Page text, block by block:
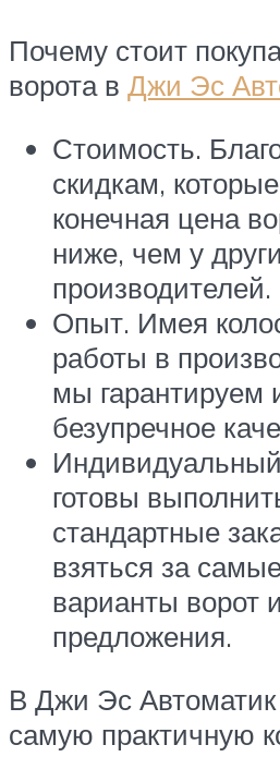
Почему стоит
ворота в Джи Эс
Стоимость.
скидкам,
конечная цена
ниже, чем у
производителей.
Опыт. Имея
работы в
мы гарантируем
безупречное
готовы
стандартные
взяться за
варианты ворот
предложения.
В Джи Эс Автоматик
самую практичную